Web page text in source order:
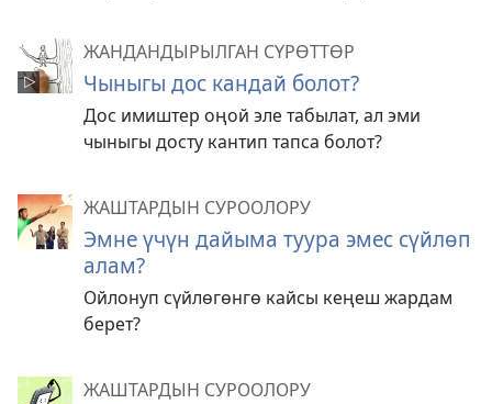
ЖАНДАНДЫРЫЛГАН СҮРӨТТӨР
Чыныгы дос кандай болот?
Дос имиштер оңой эле табылат, ал эми
чыныгы досту кантип тапса болот?
ЖАШТАРДЫН СУРООЛОРУ
Эмне үчүн дайыма туура эмес сүйлөп
алам?
Ойлонуп сүйлөгөнгө кайсы кеңеш жардам
берет?
ЖАШТАРДЫН СУРООЛОРУ